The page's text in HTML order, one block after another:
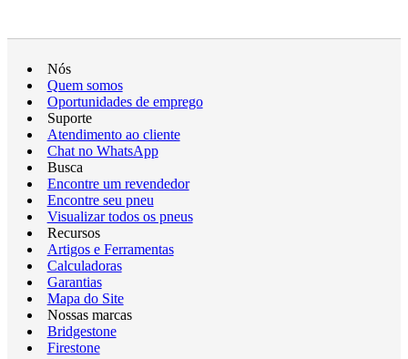
Nós
Quem somos
Oportunidades de emprego
Suporte
Atendimento ao cliente
Chat no WhatsApp
Busca
Encontre um revendedor
Encontre seu pneu
Visualizar todos os pneus
Recursos
Artigos e Ferramentas
Calculadoras
Garantias
Mapa do Site
Nossas marcas
Bridgestone
Firestone